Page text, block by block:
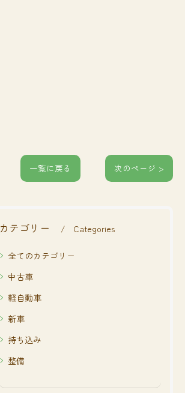
一覧に戻る 次のページ >
カテゴリー Categories
全てのカテゴリー
中古車
軽自動車
新車
持ち込み
整備